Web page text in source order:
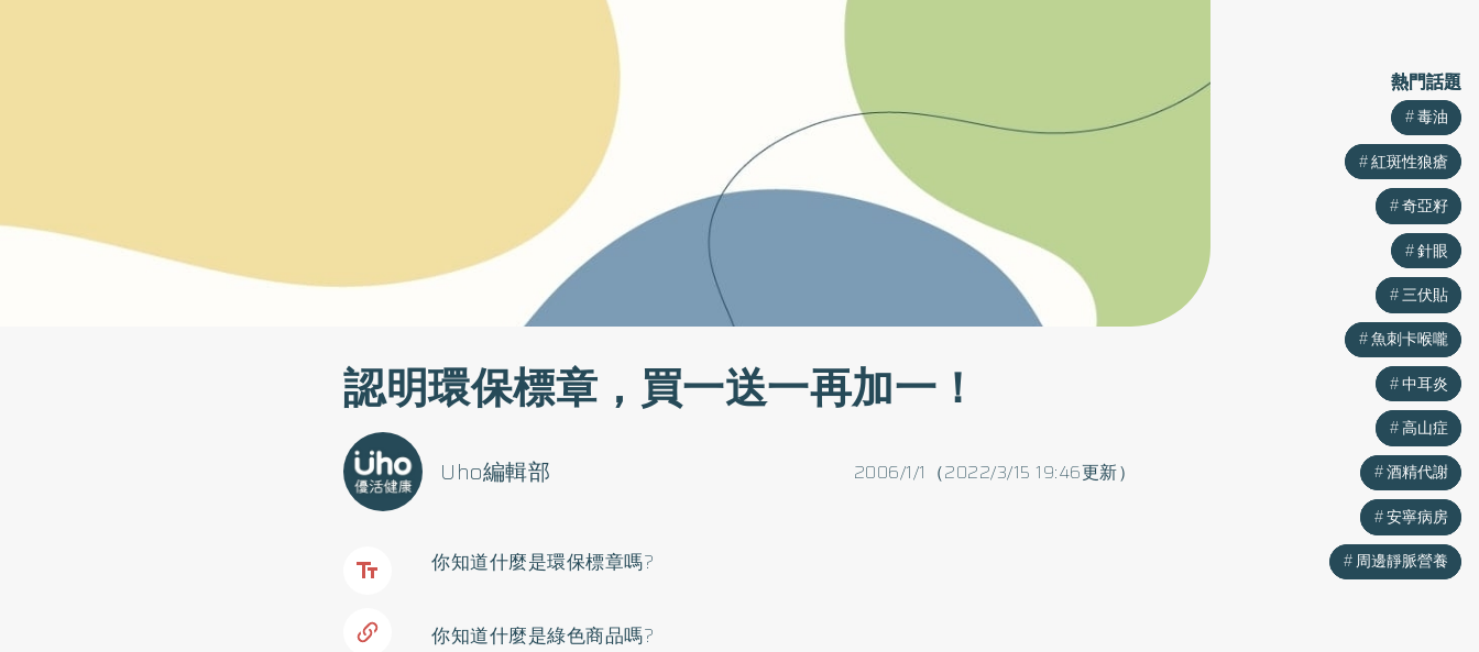
認明環保標章，買一送一再加一！
2006/1/1（2022/3/15 19:46更新）
Uho編輯部
你知道什麼是環保標章嗎?
你知道什麼是綠色商品嗎?
熱門話題
毒油
紅斑性狼瘡
奇亞籽
針眼
三伏貼
魚刺卡喉嚨
中耳炎
高山症
酒精代謝
安寧病房
周邊靜脈營養
熱門話題
毒油
紅斑性狼瘡
奇亞籽
針眼
三伏貼
魚刺卡喉嚨
中耳炎
高山症
酒精代謝
安寧病房
周邊靜脈營養